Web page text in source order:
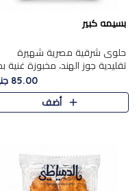
بسيمه كبير
حلوى شرقية مصرية شهيرة
تقليدية جوز الهند، مخبوزة غنية
الهند، بلمسه ذهبية وتتميز
المرمل وطعمها اللذيذ الذي
البسبوسة. تُخبز..
85.00 جنيه
أضف